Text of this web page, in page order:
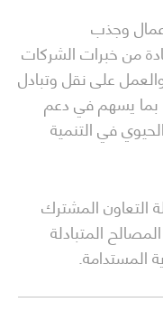
وجذب
من خبرات الشركات
على نقل وتبادل
بما يسهم في دعم
في التنمية
التعاون المشترك
المتبادلة
المستدامة.